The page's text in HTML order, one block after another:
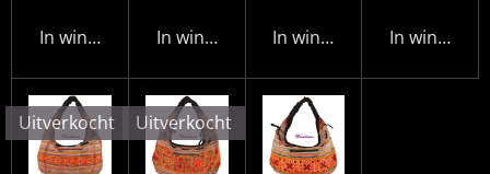
In winkelwagenIn winkelwagenIn winkelwagenIn
Uitverkocht Uitverkocht